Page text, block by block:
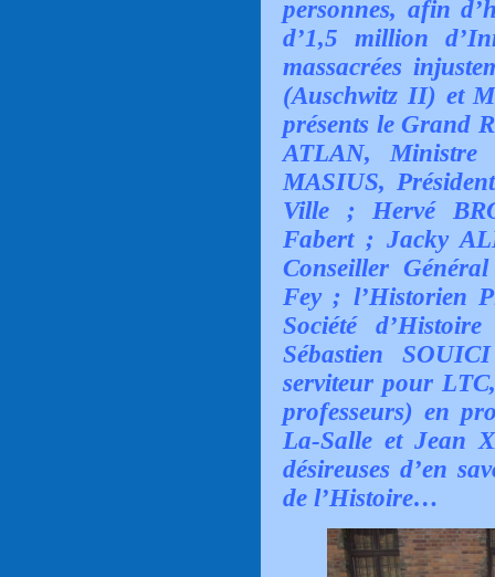
personnes, afin
d’1,5 million
massacrées
(Auschwitz II) et
présents le Grand
ATLAN,
MASIUS,
Ville ; Hervé
Fabert ; Jacky
Conseiller
Fey ; l’Historien
Société
Sébastien
serviteur pour
professeurs) en
La-Salle et Jean
désireuses d’en
de l’Histoire…